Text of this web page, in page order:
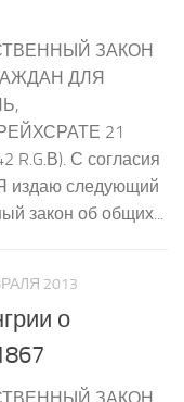
ЗАКОН
ДЛЯ
21
R.G.В). С согласия
издаю следующий
закон об общих...
2013
о